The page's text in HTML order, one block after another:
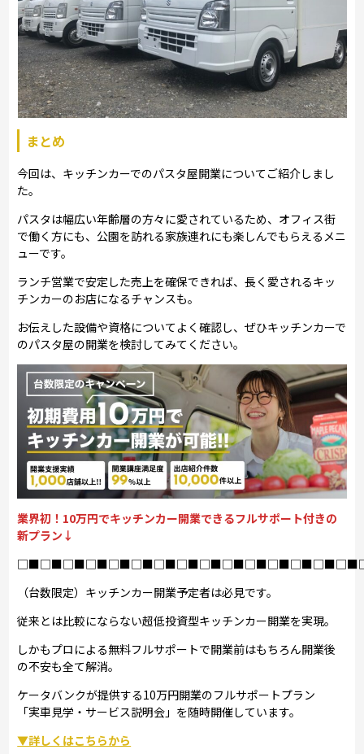
まとめ
今回は、キッチンカーでのパスタ屋開業についてご紹介しまし
た。
パスタは幅広い年齢層の方々に愛されているため、オフィス街
で働く方にも、公園を訪れる家族連れにも楽しんでもらえるメニ
ューです。
ランチ営業で安定した売上を確保できれば、長く愛されるキッ
チンカーのお店になるチャンスも。
お伝えした設備や資格についてよく確認し、ぜひキッチンカーで
のパスタ屋の開業を検討してみてください。
業界初！10万円でキッチンカー開業できるフルサポート付きの
新プラン↓
（台数限定）キッチンカー開業予定者は必見です。
従来とは比較にならない超低投資型キッチンカー開業を実現。
しかもプロによる無料フルサポートで開業前はもちろん開業後
の不安も全て解消。
ケータバンクが提供する10万円開業のフルサポートプラン
「実車見学・サービス説明会」を随時開催しています。
▼詳しくはこちらから